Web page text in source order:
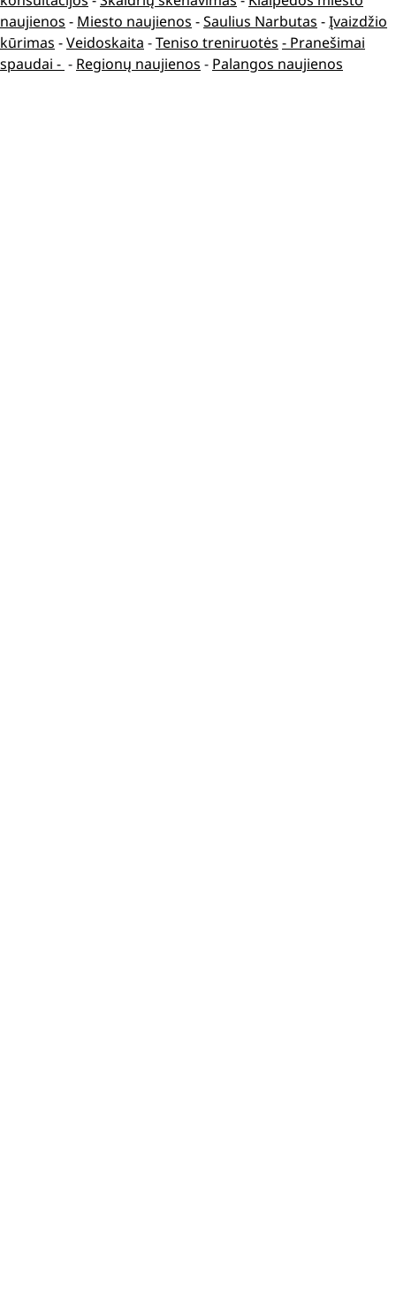
naujienos - Miesto naujienos -Saulius Narbutas -Įvaizdžio
kūrimas -Veidoskaita -Teniso treniruotės - Pranešimai
spaudai - - Regionų naujienos - Palangos naujienos